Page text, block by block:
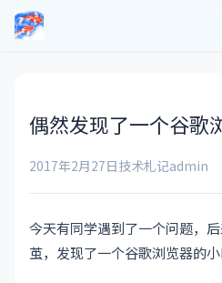
偶然发现了一个谷歌
2017年2月27日技术札记admin
今天有同学遇到了一个问题，
茧，发现了一个谷歌浏览器的小